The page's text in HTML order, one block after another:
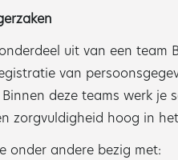
uit van een team
van
deze teams werk je
zorgvuldigheid hoog in
onder andere bezig met: